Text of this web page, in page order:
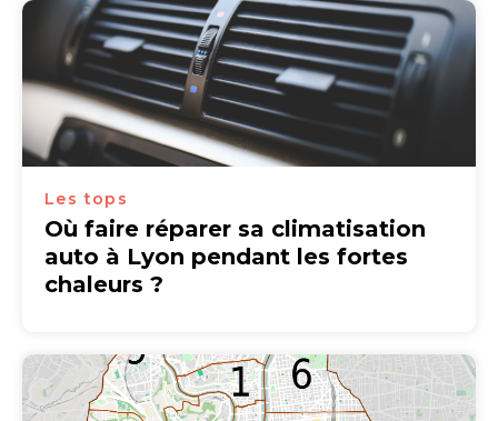
Les tops
Où faire réparer sa climatisation
auto à Lyon pendant les fortes
chaleurs ?